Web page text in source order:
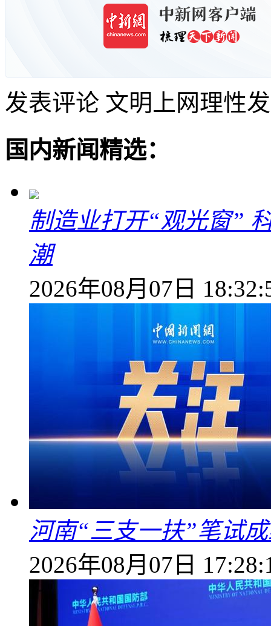
发表评论 文明上网理性
国内新闻精选：
制造业打开“观光窗”
潮
2026年08月07日
河南“三支一扶”笔试
2026年08月07日